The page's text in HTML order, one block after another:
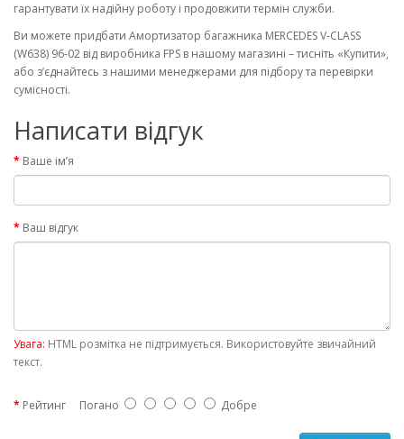
гарантувати їх надійну роботу і продовжити термін служби.
Ви можете придбати Амортизатор багажника MERCEDES V-CLASS
(W638) 96-02 від виробника FPS в нашому магазині – тисніть «Купити»,
або з’єднайтесь з нашими менеджерами для підбору та перевірки
сумісності.
Написати відгук
Ваше ім’я
Ваш відгук
Увага: HTML розмітка не підтримується. Використовуйте звичайний
текст.
Рейтинг Погано Добре